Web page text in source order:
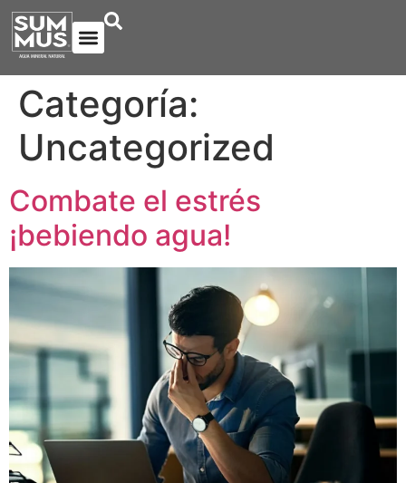
Categoría:
Uncategorized
Combate el estrés
¡bebiendo agua!